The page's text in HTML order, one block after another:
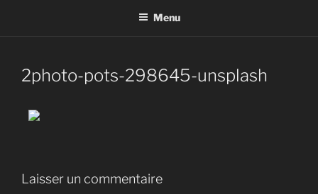
Menu
2photo-pots-298645-unsplash
Laisser un commentaire